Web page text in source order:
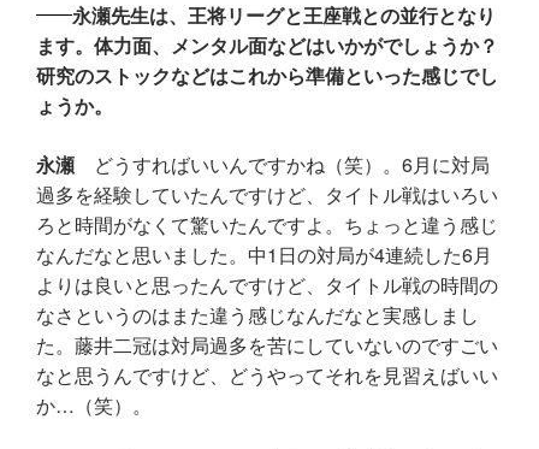
永瀬先生は、王将リーグと王座戦との並行となり
ます。体力面、メンタル面などはいかがでしょうか？
研究のストックなどはこれから準備といった感じでし
ょうか。
永瀬 どうすればいいんですかね（笑）。6月に対局
過多を経験していたんですけど、タイトル戦はいろい
ろと時間がなくて驚いたんですよ。ちょっと違う感じ
なんだなと思いました。中1日の対局が4連続した6月
よりは良いと思ったんですけど、タイトル戦の時間の
なさというのはまた違う感じなんだなと実感しまし
た。藤井二冠は対局過多を苦にしていないのですごい
なと思うんですけど、どうやってそれを見習えばいい
か…（笑）。